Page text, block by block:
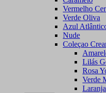
Vermelho
Verde Oliva
Azul
Nude
Coleçao
Lilás
Rosa
Verde